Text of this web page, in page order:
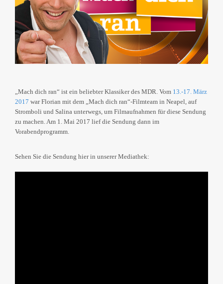
„Mach dich ran“ ist ein beliebter Klassiker des MDR. Vom 13.-17. März
2017 war Florian mit dem „Mach dich ran“-Filmteam in Neapel, auf
Stromboli und Salina unterwegs, um Filmaufnahmen für diese Sendung
zu machen. Am 1. Mai 2017 lief die Sendung dann im
Vorabendprogramm.
Sehen Sie die Sendung hier in unserer Mediathek: